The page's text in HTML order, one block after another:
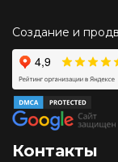
Создание и
Контакты